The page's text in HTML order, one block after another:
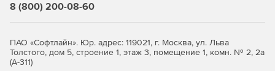
8 (800) 200-08-60
ПАО «Софтлайн». Юр. адрес: 119021, г. Москва, ул. Льва
Толстого, дом 5, строение 1, этаж 3, помещение 1, комн. № 2, 2а
(А-311)